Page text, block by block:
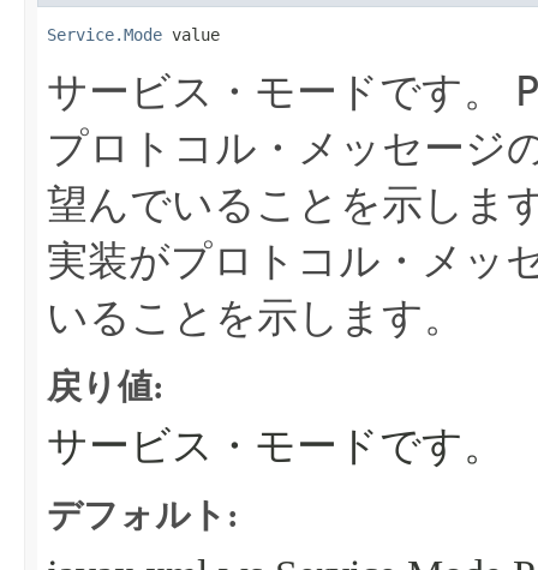
Service.Mode value
サービス・モードです。
プロトコル・メッセージ
望んでいることを示しま
実装がプロトコル・メッ
いることを示します。
戻り値:
サービス・モードです。
デフォルト: